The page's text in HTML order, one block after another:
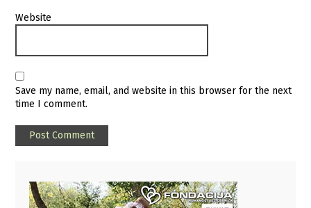
Website
Save my name, email, and website in this browser for the next
time I comment.